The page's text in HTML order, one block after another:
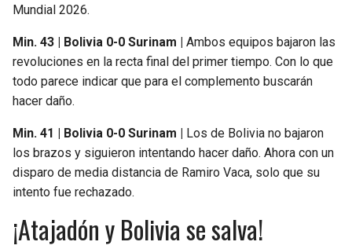
Mundial 2026.
Min. 43 | Bolivia 0-0 Surinam |
Ambos equipos bajaron las
revoluciones en la recta final del primer tiempo. Con lo que
todo parece indicar que para el complemento buscarán
hacer daño.
Min. 41 | Bolivia 0-0 Surinam |
Los de Bolivia no bajaron
los brazos y siguieron intentando hacer daño. Ahora con un
disparo de media distancia de Ramiro Vaca, solo que su
intento fue rechazado.
¡Atajadón y Bolivia se salva!